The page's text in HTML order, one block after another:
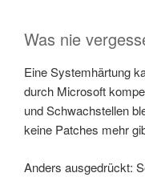
Was nie
Eine Systemhärtung
durch Microsoft
und Schwachstellen
keine Patches mehr
Anders ausgedrückt: